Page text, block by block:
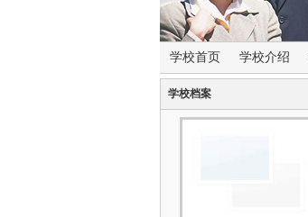
学校首页 学校介绍
学校档案